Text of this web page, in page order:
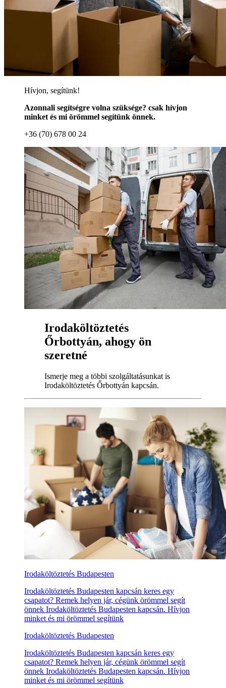
Hívjon, segítünk!
Azonnali segítségre volna szüksége? csak hívjon
minket és mi örömmel segítünk önnek.
+36 (70) 678 00 24
Irodaköltöztetés
Őrbottyán, ahogy ön
szeretné
Ismerje meg a többi szolgáltatásunkat is
Irodaköltöztetés Őrbottyán kapcsán.
Irodaköltöztetés Budapesten
Irodaköltöztetés Budapesten kapcsán keres egy
csapatot? Remek helyen jár, cégünk örömmel segít
önnek Irodaköltöztetés Budapesten kapcsán. Hívjon
minket és mi örömmel segítünk
Irodaköltöztetés Budapesten
Irodaköltöztetés Budapesten kapcsán keres egy
csapatot? Remek helyen jár, cégünk örömmel segít
önnek Irodaköltöztetés Budapesten kapcsán. Hívjon
minket és mi örömmel segítünk